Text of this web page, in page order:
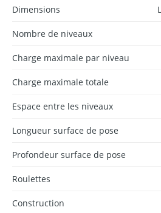
Dimensions
Nombre de niveaux
Charge maximale par niveau
Charge maximale totale
Espace entre les niveaux
Longueur surface de pose
Profondeur surface de pose
Roulettes
Construction